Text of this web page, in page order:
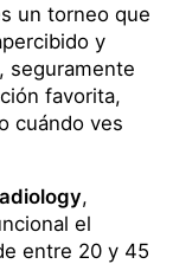
un torneo que
y
seguramente
favorita,
cuándo ves
,
el
entre 20 y 45